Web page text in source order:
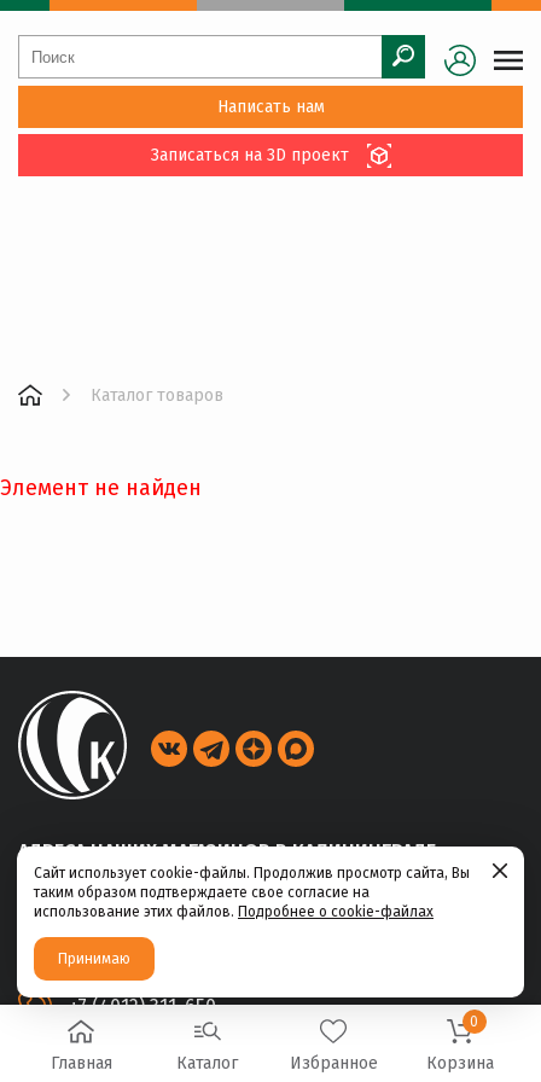
Написать нам
Записаться на 3D проект
Каталог товаров
Элемент не найден
АДРЕСА НАШИХ МАГАЗИНОВ В КАЛИНИНГРАДЕ
ул. Габайдулина, 39
+7 (4012) 311-456
ул. Ю.Маточкина, 2а
+7 (4012) 311-650
Главная Каталог Избранное
0
Корзина
Сайт использует cookie-файлы. Продолжив просмотр сайта, Вы
таким образом подтверждаете свое согласие на
использование этих файлов. Подробнее о cookie-файлах
Принимаю